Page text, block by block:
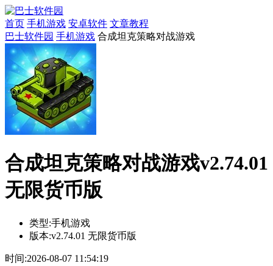
首页 手机游戏 安卓软件 文章教程
巴士软件园 手机游戏 合成坦克策略对战游戏
合成坦克策略对战游戏v2.74.01
无限货币版
类型:手机游戏
版本:v2.74.01 无限货币版
时间:2026-08-07 11:54:19